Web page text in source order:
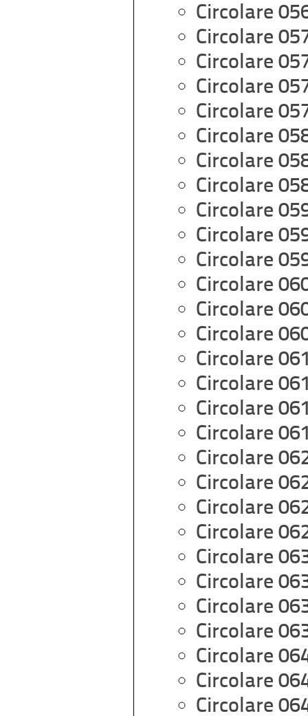
Circolare
Circolare
Circolare
Circolare
Circolare
Circolare
Circolare
Circolare
Circolare
Circolare
Circolare
Circolare
Circolare
Circolare
Circolare
Circolare
Circolare
Circolare
Circolare
Circolare
Circolare
Circolare
Circolare
Circolare
Circolare
Circolare
Circolare
Circolare
Circolare